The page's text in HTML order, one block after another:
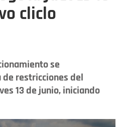
cliclo
se
de restricciones del
13 de junio, iniciando